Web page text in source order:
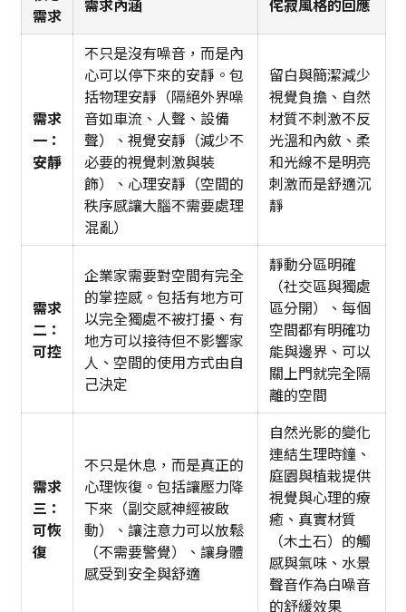
需求
需求內涵 侘寂風格的回應
需求
一：
安靜
不只是沒有噪音，而是內
心可以停下來的安靜。包
括物理安靜（隔絕外界噪
音如車流、人聲、設備
聲）、視覺安靜（減少不
必要的視覺刺激與裝
飾）、心理安靜（空間的
秩序感讓大腦不需要處理
混亂）
留白與簡潔減少
視覺負擔、自然
材質不刺激不反
光溫和內斂、柔
和光線不是明亮
刺激而是舒適沉
靜
需求
二：
可控
企業家需要對空間有完全
的掌控感。包括有地方可
以完全獨處不被打擾、有
地方可以接待但不影響家
人、空間的使用方式由自
己決定
靜動分區明確
（社交區與獨處
區分開）、每個
空間都有明確功
能與邊界、可以
關上門就完全隔
離的空間
需求
三：
可恢
復
不只是休息，而是真正的
心理恢復。包括讓壓力降
下來（副交感神經被啟
動）、讓注意力可以放鬆
（不需要警覺）、讓身體
感受到安全與舒適
自然光影的變化
連結生理時鐘、
庭園與植栽提供
視覺與心理的療
癒、真實材質
（木土石）的觸
感與氣味、水景
聲音作為白噪音
的舒緩效果